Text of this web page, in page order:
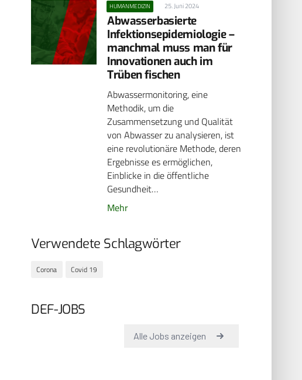
HUMANMEDIZIN 25. Juni 2024
Abwasserbasierte
Infektionsepidemiologie –
manchmal muss man für
Innovationen auch im
Trüben fischen
Abwassermonitoring, eine
Methodik, um die
Zusammensetzung und Qualität
von Abwasser zu analysieren, ist
eine revolutionäre Methode, deren
Ergebnisse es ermöglichen,
Einblicke in die öffentliche
Gesundheit…
Mehr
Verwendete Schlagwörter
Corona Covid 19
DEF-JOBS